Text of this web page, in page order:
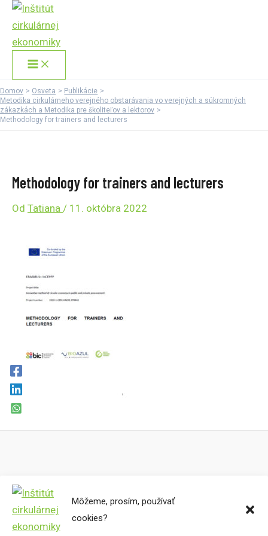
Môžeme, prosím, používať
cookies?
Preskočiť
obsah
Main
Menu
Domov Osveta
Publikácie
Metodika cirkulárneho verejného obstarávania vo verejných a súkromných
zákazkách a Metodika pre školiteľov a lektorov
Methodology for trainers and lecturers
Methodology for trainers and lecturers
Od Tatiana / 11. októbra 2022
Cirkulárne mapy
Miesta preč